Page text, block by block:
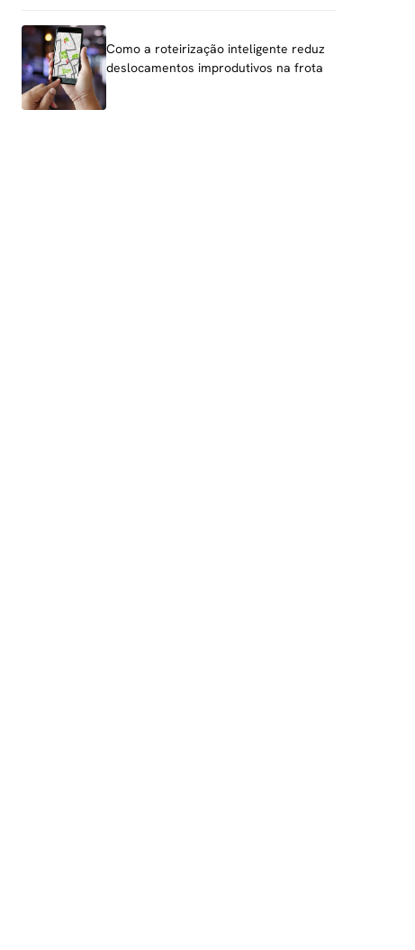
Como a roteirização inteligente reduz
deslocamentos improdutivos na frota